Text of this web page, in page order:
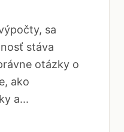
sa
stáva
otázky o
ako
a...